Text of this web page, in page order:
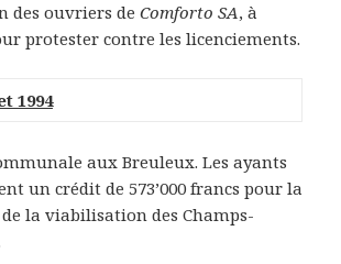
des ouvriers deComforto SA, à
protester contre les licenciements.
1994
aux Breuleux. Les ayants
un crédit de 573’000 francs pour la
de la viabilisation des Champs-